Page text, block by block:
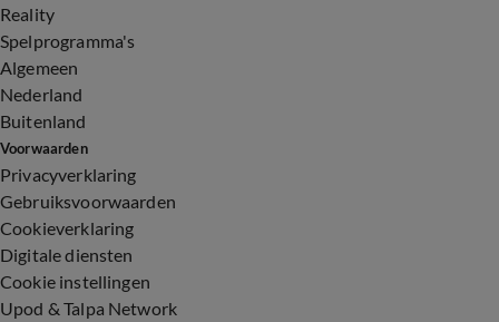
Reality
Spelprogramma's
Algemeen
Nederland
Buitenland
Voorwaarden
Privacyverklaring
Gebruiksvoorwaarden
Cookieverklaring
Digitale diensten
Cookie instellingen
Upod & Talpa Network